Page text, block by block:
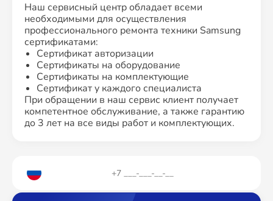
Наш сервисный центр обладает всеми
необходимыми для осуществления
профессионального ремонта техники Samsung
сертификатами:
Сертификат авторизации
Сертификаты на оборудование
Сертификаты на комплектующие
Сертификат у каждого специалиста
При обращении в наш сервис клиент получает
компетентное обслуживание, а также гарантию
до 3 лет на все виды работ и комплектующих.